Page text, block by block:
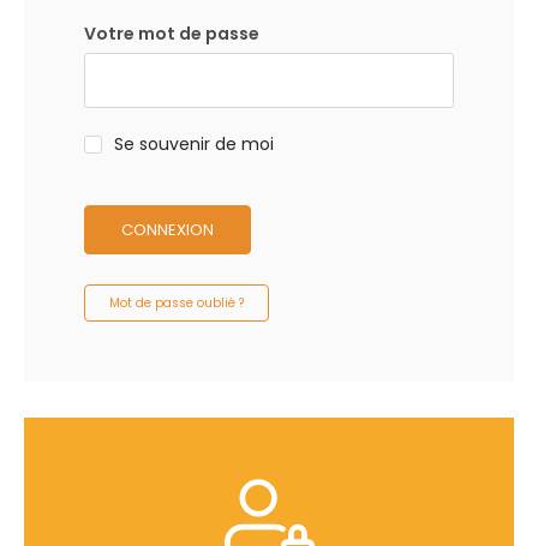
Votre mot de passe
Se souvenir de moi
CONNEXION
Mot de passe oublié ?